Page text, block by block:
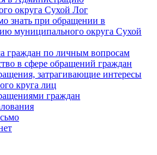
округа Сухой Лог
знать при обращении в
муниципального округа Сухой
граждан по личным вопросам
в сфере обращений граждан
затрагивающие интересы
круга лиц
граждан